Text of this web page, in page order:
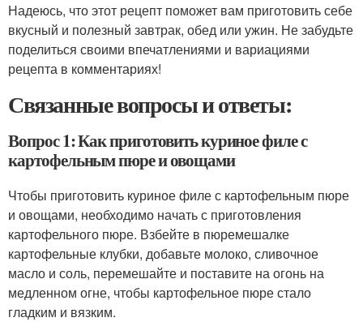
Надеюсь, что этот рецепт поможет вам приготовить себе
вкусный и полезный завтрак, обед или ужин. Не забудьте
поделиться своими впечатлениями и вариациями
рецепта в комментариях!
Связанные вопросы и ответы:
Вопрос 1: Как приготовить куриное филе с
картофельным пюре и овощами
Чтобы приготовить куриное филе с картофельным пюре
и овощами, необходимо начать с приготовления
картофельного пюре. Взбейте в пюремешалке
картофельные клубки, добавьте молоко, сливочное
масло и соль, перемешайте и поставите на огонь на
медленном огне, чтобы картофельное пюре стало
гладким и вязким.